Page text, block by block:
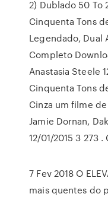
2) Dublado 50 To
Cinquenta Tons
Legendado, Dual
Completo
Anastasia Steele
Cinquenta Tons
Cinza um filme
Jamie Dornan,
12/01/2015 3 273
7 Fev 2018 O
mais quentes do